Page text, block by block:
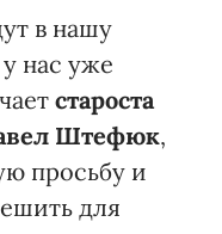
в нашу
нас уже
староста
Штефюк,
просьбу и
для